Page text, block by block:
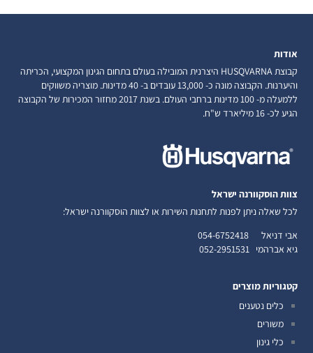
אודות
קבוצת HUSQVARNA היצרנית המובילה בעולם בתחום הגינון המקצועי, הכריתה
והיערנות. הקבוצה מונה כ- 13,000 עובדים ב- 40 מדינות. מוצריה משווקים
ללמעלה מ- 100 מדינות ברחבי העולם. בשנת 2017 מחזור המכירות של הקבוצה
הגיע לכ- 16 מיליארד ש"ח.
צוות הוסקוורנה ישראל
לכל שאלה ניתן לפנות לתחנות השירות או לצוות הוסקוורנה ישראל:
אבי דניאל 054-6752418
גיא אברהמי 052-2951531
קטגוריות מוצרים
כלים נטענים
משורים
כלי גינון